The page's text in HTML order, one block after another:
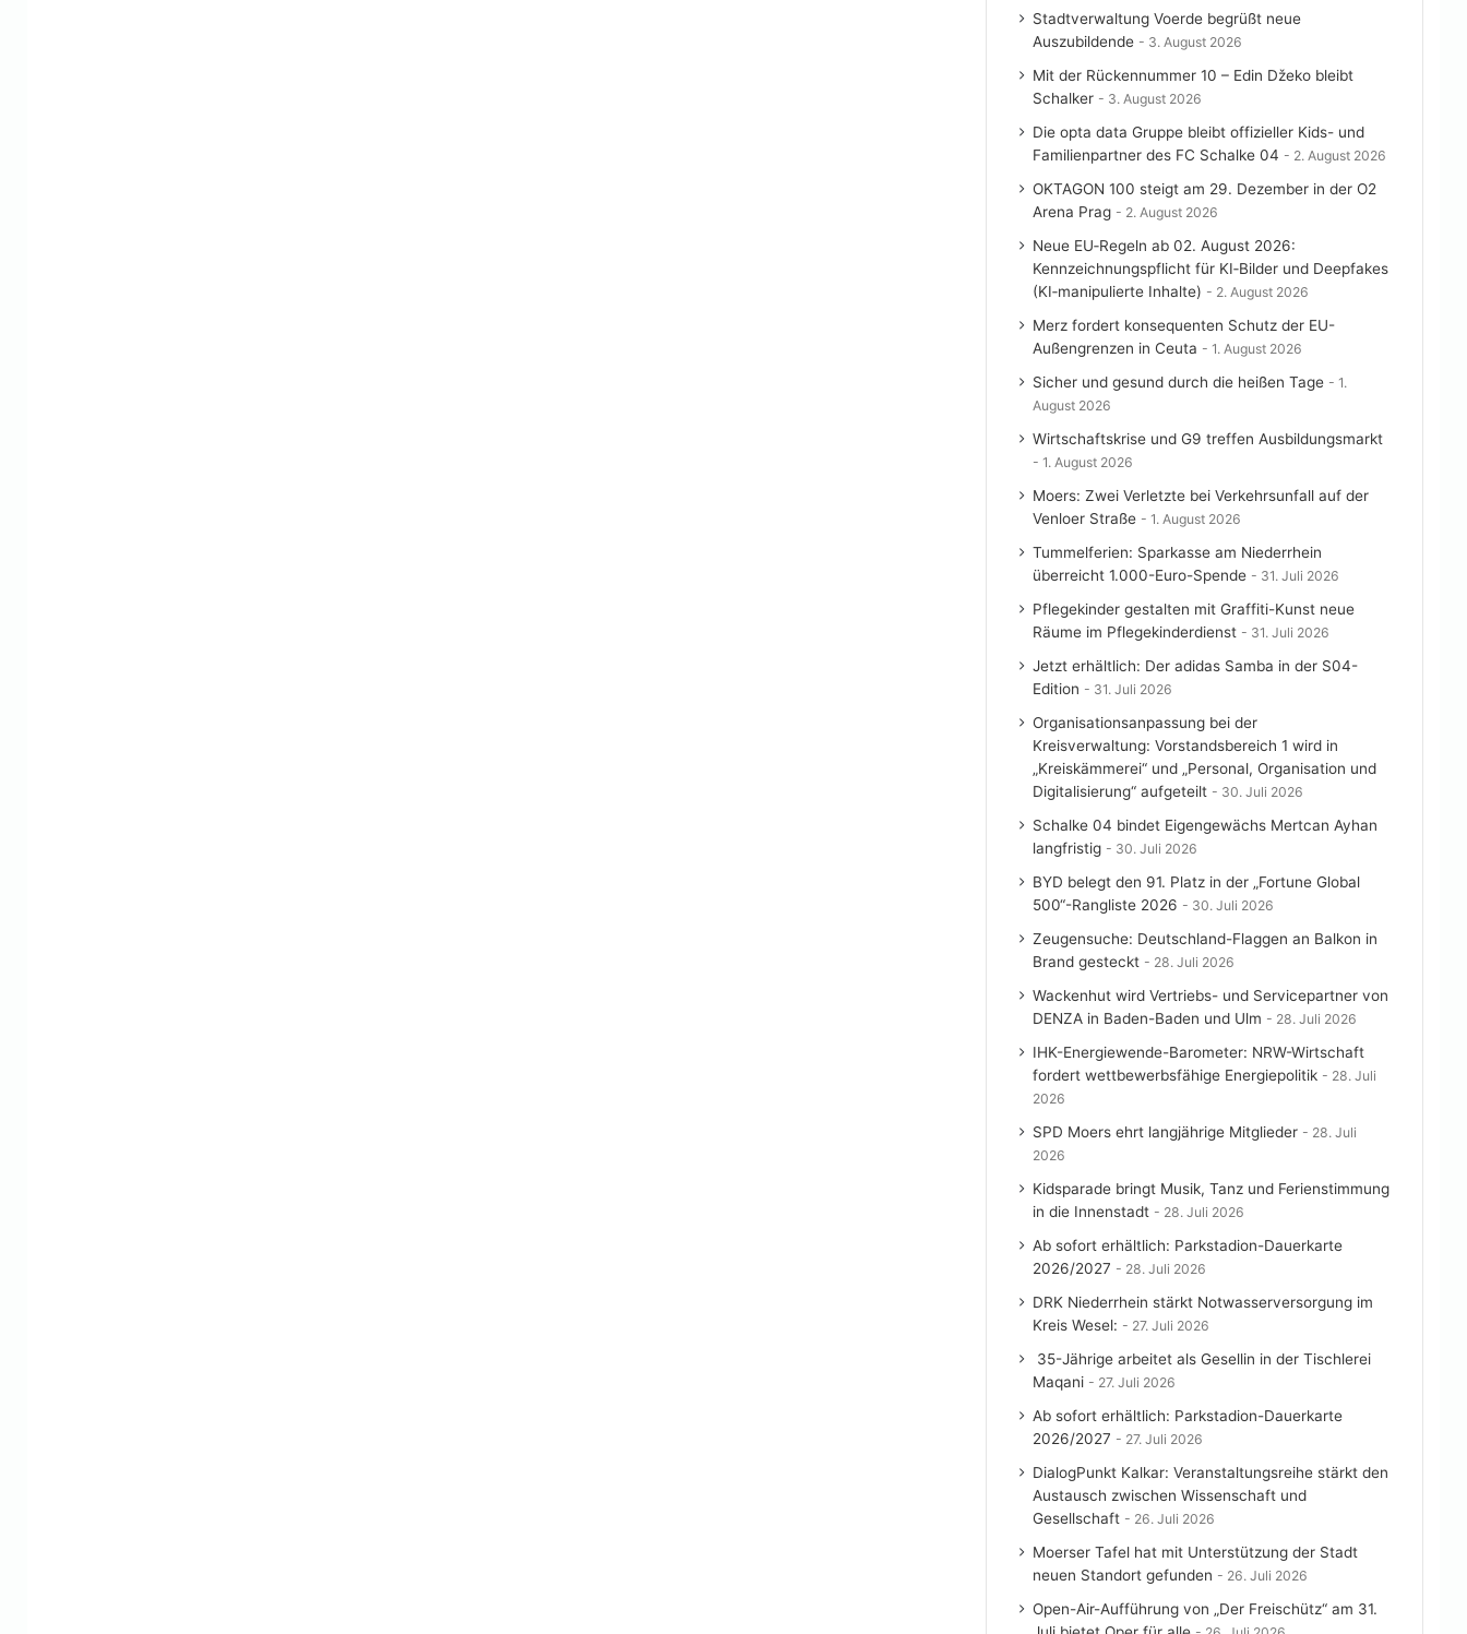
Stadtverwaltung Voerde begrüßt neue
Auszubildende
3. August 2026
Mit der Rückennummer 10 – Edin Džeko bleibt
Schalker
3. August 2026
Die opta data Gruppe bleibt offizieller Kids- und
Familienpartner des FC Schalke 04
2. August 2026
OKTAGON 100 steigt am 29. Dezember in der O2
Arena Prag
2. August 2026
Neue EU‑Regeln ab 02. August 2026:
Kennzeichnungspflicht für KI‑Bilder und Deepfakes
(KI‑manipulierte Inhalte)
2. August 2026
Merz fordert konsequenten Schutz der EU-
Außengrenzen in Ceuta
1. August 2026
Sicher und gesund durch die heißen Tage
1.
August 2026
Wirtschaftskrise und G9 treffen Ausbildungsmarkt
1. August 2026
Moers: Zwei Verletzte bei Verkehrsunfall auf der
Venloer Straße
1. August 2026
Tummelferien: Sparkasse am Niederrhein
überreicht 1.000-Euro-Spende
31. Juli 2026
Pflegekinder gestalten mit Graffiti-Kunst neue
Räume im Pflegekinderdienst
31. Juli 2026
Jetzt erhältlich: Der adidas Samba in der S04-
Edition
31. Juli 2026
Organisationsanpassung bei der
Kreisverwaltung: Vorstandsbereich 1 wird in
„Kreiskämmerei“ und „Personal, Organisation und
Digitalisierung“ aufgeteilt
30. Juli 2026
Schalke 04 bindet Eigengewächs Mertcan Ayhan
langfristig
30. Juli 2026
BYD belegt den 91. Platz in der „Fortune Global
500“-Rangliste 2026
30. Juli 2026
Zeugensuche: Deutschland-Flaggen an Balkon in
Brand gesteckt
28. Juli 2026
Wackenhut wird Vertriebs- und Servicepartner von
DENZA in Baden-Baden und Ulm
28. Juli 2026
IHK-Energiewende-Barometer: NRW-Wirtschaft
fordert wettbewerbsfähige Energiepolitik
28. Juli
2026
SPD Moers ehrt langjährige Mitglieder
28. Juli
2026
Kidsparade bringt Musik, Tanz und Ferienstimmung
in die Innenstadt
28. Juli 2026
Ab sofort erhältlich: Parkstadion-Dauerkarte
2026/2027
28. Juli 2026
DRK Niederrhein stärkt Notwasserversorgung im
Kreis Wesel:
27. Juli 2026
35-Jährige arbeitet als Gesellin in der Tischlerei
Maqani
27. Juli 2026
Ab sofort erhältlich: Parkstadion-Dauerkarte
2026/2027
27. Juli 2026
DialogPunkt Kalkar: Veranstaltungsreihe stärkt den
Austausch zwischen Wissenschaft und
Gesellschaft
26. Juli 2026
Moerser Tafel hat mit Unterstützung der Stadt
neuen Standort gefunden
26. Juli 2026
Open-Air-Aufführung von „Der Freischütz“ am 31.